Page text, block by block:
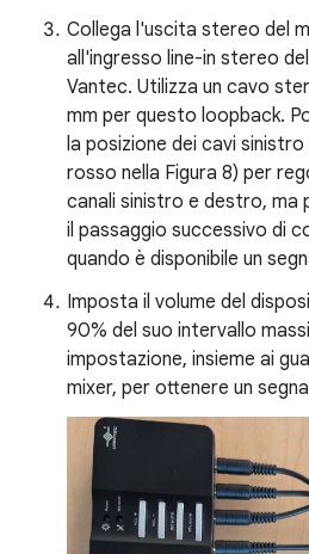
Collega l'uscita stereo del
all'ingresso line-in stereo
Vantec. Utilizza un cavo
mm per questo loopback.
la posizione dei cavi
rosso nella Figura 8) per
canali sinistro e destro, ma
il passaggio successivo di
quando è disponibile un
Imposta il volume del
90% del suo intervallo
impostazione, insieme ai
mixer, per ottenere un